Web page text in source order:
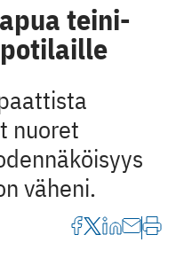
teini-
nuoret
väheni.